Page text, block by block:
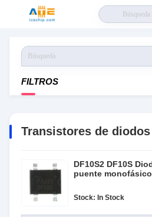
FILTROS
Transistores de diodos
DF10S2 DF10S
puente monofásico
Stock: In Stock